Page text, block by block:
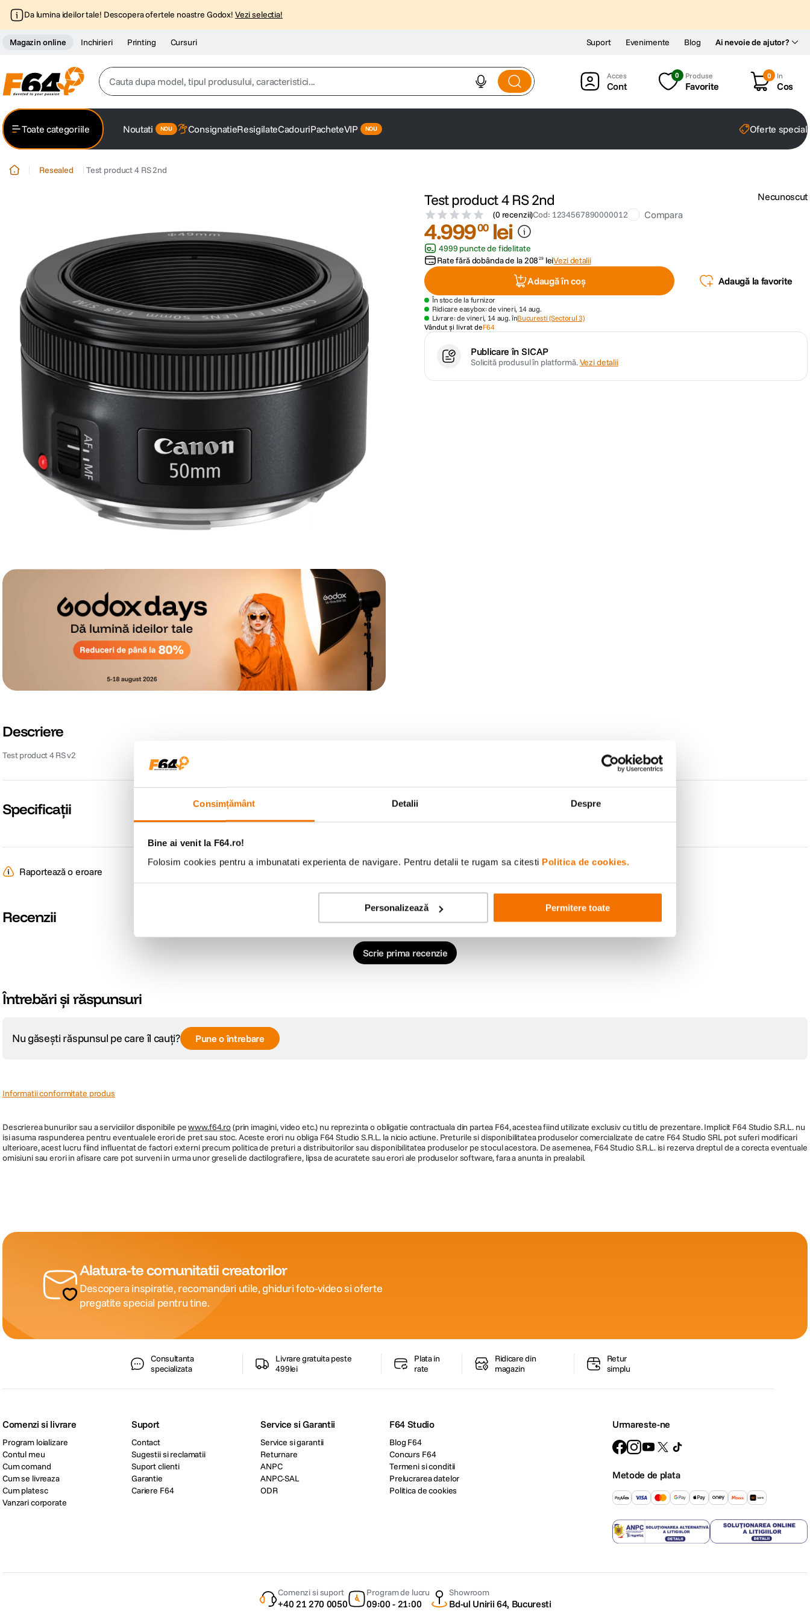
Consimțământ Detalii Despre
Bine ai venit la F64.ro!
Folosim cookies pentru a imbunatati experienta de navigare. Pentru detalii te rugam sa citesti Politica de cookies.
Personalizează Permitere toate
Da lumina ideilor tale! Descopera ofertele noastre Godox! Vezi selectia!
Magazin online Inchirieri Printing Cursuri Ai nevoie de ajutor?
Suport Evenimente Blog
Cauta dupa model, tipul produsului, caracteristici...
2. trepied
. peak design
5. canon sx740 hs
6. lavaliera
7. card memorie
8. dji mic mini
Cont
0 Produse
Favorite
0 In
Cos
Toate categoriile Noutati ConsignatieResigilateCadouriPacheteVIP Oferte
Resealed Test product 4 RS 2nd
Test product 4 RS 2nd
(0 recenzii)Cod: 1234567890000012 Compara
Necunoscut
4.99900 lei
4999 puncte de fidelitate
Rate fără dobânda de la208 29 leiVezi detalii
Adaugă în coș Adaugă la favorite
În stoc de la furnizor
Ridicare easybox: de vineri, 14 aug.
Livrare: de vineri, 14 aug. înBucuresti (Sectorul 3)
Vândut și livrat deF64
Publicare în SICAP
Solicită produsul în platformă.Vezi detalii
Descriere
Test product 4 RS v2
Specificații
Raportează o eroare
Recenzii
Scrie prima recenzie
Întrebări și răspunsuri
Nu găsești răspunsul pe care îl cauți? Pune o întrebare
Informatii conformitate produs
Descrierea bunurilor sau a serviciilor disponibile pewww.f64.ro(prin imagini, video etc.) nu reprezinta o obligatie contractuala din partea F64, acestea fiind utilizate exclusiv cu titlu de prezentare. Implicit F64 Studio S.R.L. nu
isi asuma raspunderea pentru eventualele erori de pret sau stoc. Aceste erori nu obliga F64 Studio S.R.L. la nicio actiune. Preturile si disponibilitatea produselor comercializate de catre F64 Studio SRL pot suferi modificari
ulterioare, acest lucru fiind influentat de factori externi precum politica de preturi a distribuitorilor sau disponibilitatea produselor pe stocul acestora. De asemenea, F64 Studio S.R.L. isi rezerva dreptul de a corecta eventuale
omisiuni sau erori in afisare care pot surveni in urma unor greseli de dactilografiere, lipsa de acuratete sau erori ale produselor software, fara a anunta in prealabil.
Alatura-te comunitatii creatorilor
Descopera inspiratie, recomandari utile, ghiduri foto-video si oferte
pregatite special pentru tine.
Consultanta
specializata
Livrare gratuita peste
499lei
Plata in
rate
Ridicare din
magazin
Retur
simplu
Comenzi si livrare
Program loializare
Contul meu
Cum comand
Cum se livreaza
Cum platesc
Vanzari corporate
Suport
Contact
Sugestii si reclamatii
Suport clienti
Garantie
Cariere F64
Service si Garantii
Service si garantii
Returnare
ANPC
ANPC-SAL
ODR
F64 Studio
Blog F64
Concurs F64
Termeni si conditii
Prelucrarea datelor
Politica de cookies
Urmareste-ne
Metode de plata
Comenzi si suport
+40 21 270 0050
Program de lucru
09:00 - 21:00
Showroom
Bd-ul Unirii 64, Bucuresti